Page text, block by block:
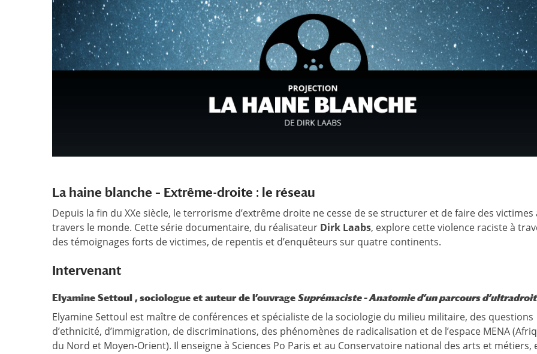
La haine blanche – Extrême-droite : le réseau
Depuis la fin du XXe siècle, le terrorisme d’extrême droite ne cesse de se structurer et de faire des victimes
travers le monde. Cette série documentaire, du réalisateur Dirk Laabs, explore cette violence raciste à
des témoignages forts de victimes, de repentis et d’enquêteurs sur quatre continents.
Intervenant
Elyamine Settoul , sociologue et auteur de l’ouvrage Suprémaciste – Anatomie d’un parcours
Elyamine Settoul est maître de conférences et spécialiste de la sociologie du milieu militaire, des questions
d’ethnicité, d’immigration, de discriminations, des phénomènes de radicalisation et de l’espace MENA
du Nord et Moyen-Orient). Il enseigne à Sciences Po Paris et au Conservatoire national des arts et métiers,